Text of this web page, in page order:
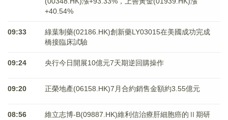
+40.54%
09:33
綠葉制藥(02186.HK)創新藥LY03015在美國成功完成
橋接臨床試驗
09:24 央行今日開展10億元7天期逆回購操作
09:20 正榮地產(06158.HK)7月合約銷售金額約3.55億元
08:56
維立志博-B(09887.HK)維利信治療肝細胞癌的Ⅱ期研